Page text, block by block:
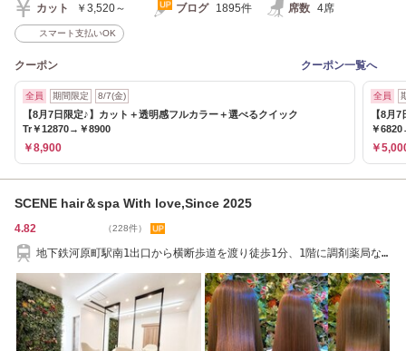
カット ￥3,520～ ブログ 1895件 席数 4席
スマート支払いOK
クーポン クーポン一覧へ
全員 期間限定 8/7(金)
【8月7日限定♪】カット＋透明感フルカラー＋選べるクイック
Tr￥12870→￥8900
￥8,900
全員
【8月
￥
￥
SCENE hair＆spa With love,Since 2025
4.82 （228件）
地下鉄河原町駅南1出口から横断歩道を渡り徒歩1分、1階に調剤薬局な